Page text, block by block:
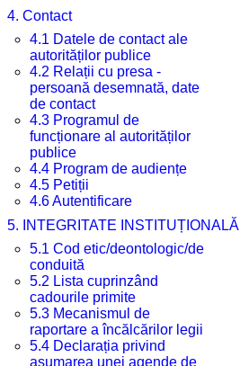
4. Contact
4.1 Datele de contact ale
autorităților publice
4.2 Relații cu presa -
persoană desemnată, date
de contact
4.3 Programul de
funcționare al autorităților
publice
4.4 Program de audiențe
4.5 Petiții
4.6 Autentificare
5. INTEGRITATE INSTITUȚIONALĂ
5.1 Cod etic/deontologic/de
conduită
5.2 Lista cuprinzând
cadourile primite
5.3 Mecanismul de
raportare a încălcărilor legii
5.4 Declarația privind
asumarea unei agende de